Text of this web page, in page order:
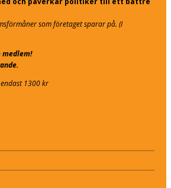
som företaget sparar på. (I
medlem!
1300 kr